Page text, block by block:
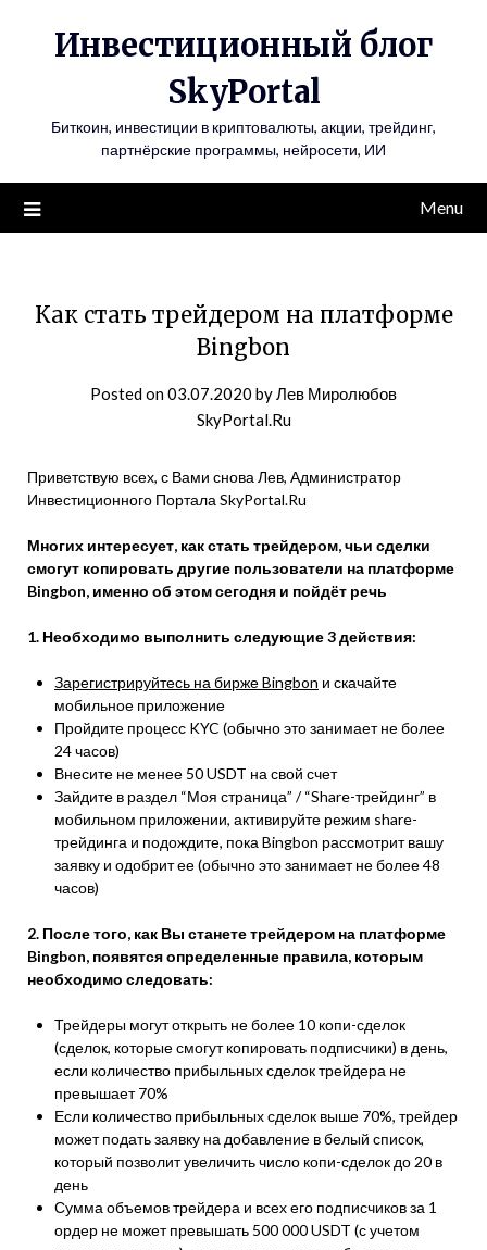
Инвестиционный блог
SkyPortal
Биткоин, инвестиции в криптовалюты, акции, трейдинг,
партнёрские программы, нейросети, ИИ
Menu
Как стать трейдером на платформе
Bingbon
Posted on03.07.2020 byЛев Миролюбов
SkyPortal.Ru
Приветствую всех, с Вами снова Лев, Администратор
Инвестиционного Портала SkyPortal.Ru
Многих интересует, как стать трейдером, чьи сделки
смогут копировать другие пользователи на платформе
Bingbon, именно об этом сегодня и пойдёт речь
1. Необходимо выполнить следующие 3 действия:
Зарегистрируйтесь на бирже Bingbon и скачайте
мобильное приложение
Пройдите процесс KYC (обычно это занимает не более
24 часов)
Внесите не менее 50 USDT на свой счет
Зайдите в раздел “Моя страница” / “Share-трейдинг” в
мобильном приложении, активируйте режим share-
трейдинга и подождите, пока Bingbon рассмотрит вашу
заявку и одобрит ее (обычно это занимает не более 48
часов)
2. После того, как Вы станете трейдером на платформе
Bingbon, появятся определенные правила, которым
необходимо следовать:
Трейдеры могут открыть не более 10 копи-сделок
(сделок, которые смогут копировать подписчики) в день,
если количество прибыльных сделок трейдера не
превышает 70%
Если количество прибыльных сделок выше 70%, трейдер
может подать заявку на добавление в белый список,
который позволит увеличить число копи-сделок до 20 в
день
Сумма объемов трейдера и всех его подписчиков за 1
ордер не может превышать 500 000 USDT (с учетом